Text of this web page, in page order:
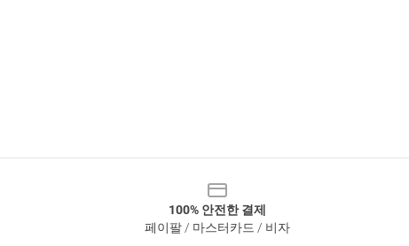
100% 안전한 결제
페이팔 / 마스터카드 / 비자